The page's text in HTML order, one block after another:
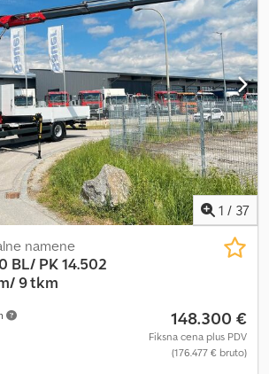
1 / 37
namene
BL/ PK 14.502
9 tkm
148.300 €
Fiksna cena plus PDV
(176.477 € bruto)